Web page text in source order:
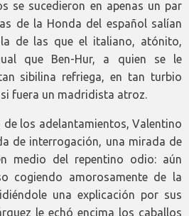
se sucedieron en apenas un par
de la Honda del español salían
de las que el italiano, atónito,
que Ben-Hur, a quien se le
sibilina refriega, en tan turbio
fuera un madridista atroz.
de los adelantamientos, Valentino
de interrogación, una mirada de
medio del repentino odio: aún
cogiendo amorosamente de la
una explicación por sus
le echó encima los caballos